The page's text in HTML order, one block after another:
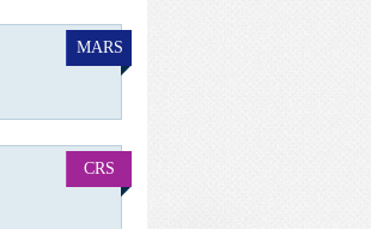
MARS
CRS